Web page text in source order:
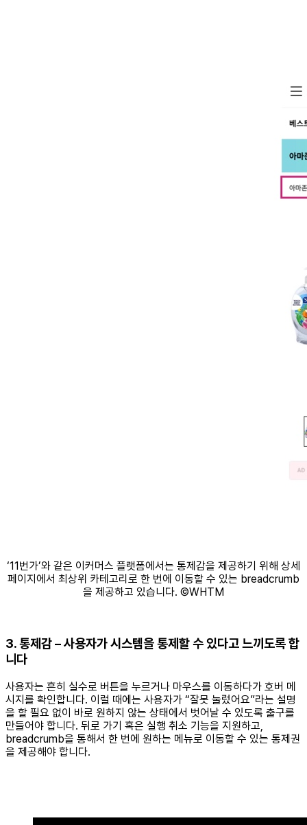
‘11번가’와 같은 이커머스 플랫폼에서는 통제감을 제공하기 위해 상세
페이지에서 최상위 카테고리로 한 번에 이동할 수 있는 breadcrumb
을 제공하고 있습니다. ©WHTM
3. 통제감 – 사용자가 시스템을 통제할 수 있다고 느끼도록 합
니다
사용자는 흔히 실수로 버튼을 누르거나 마우스를 이동하다가 호버 메
시지를 확인합니다. 이럴 때에는 사용자가 “잘못 눌렀어요”라는 설명
을 할 필요 없이 바로 원하지 않는 상태에서 벗어날 수 있도록 출구를
만들어야 합니다. 뒤로 가기 혹은 실행 취소 기능을 지원하고,
breadcrumb을 통해서 한 번에 원하는 메뉴로 이동할 수 있는 통제권
을 제공해야 합니다.